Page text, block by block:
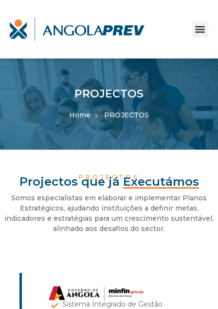
PROJECTOS
Home PROJECTOS
PROJECTOS
Projectos que já Executámos
Somos especialistas em elaborar e implementar Planos
Estratégicos, ajudando instituições a definir metas,
indicadores e estratégias para um crescimento sustentável,
alinhado aos desafios do sector.
Sistema Integrado de Gestão